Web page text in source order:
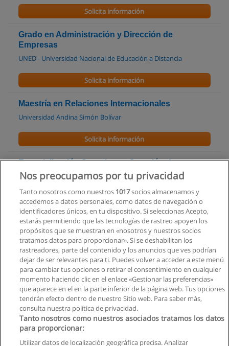
Solicita información
Grado en Administración y Dirección de
Empresas
UNED - Universidad Nacional de Educación a Distancia
Solicita información
Maestría en Relaciones Internacionales
Universidad Andina Simón Bolívar
Solicita información
Especialización Superior en Creación de
Empresas con énfasis en Gestión de la PYME
Solicita información
Especialización Superior en Dirección de
Empresas
Universidad Andina Simón Bolívar
Solicita información
Nos preocupamos por tu privacidad
Tanto nosotros como nuestros 1017socios almacenamos y
accedemos a datos personales, como datos de navegación o
identificadores únicos, en tu dispositivo. Si seleccionas Acepto,
estarás permitiendo que las tecnologías de rastreo apoyen los
propósitos que se muestran en «nosotros y nuestros socios
tratamos datos para proporcionar». Si se deshabilitan los
rastreadores, parte del contenido y los anuncios que ves podrían
dejar de ser relevantes para ti. Puedes volver a acceder a este menú
para cambiar tus opciones o retirar el consentimiento en cualquier
momento haciendo clic en el enlace «Gestionar las preferencias»
que aparece en el en la parte inferior de la página web. Tus opciones
tendrán efecto dentro de nuestro Sitio web. Para saber más,
consulta nuestra política de privacidad.
Tanto nosotros como nuestros asociados tratamos los datos
para proporcionar:
Utilizar datos de localización geográfica precisa. Analizar